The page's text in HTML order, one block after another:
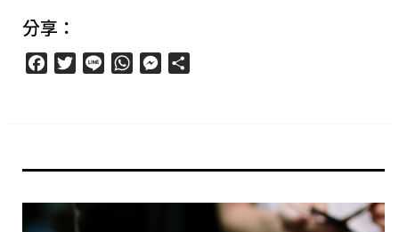
分享：
FacebookTwitter
Line WhatsAppMessenger